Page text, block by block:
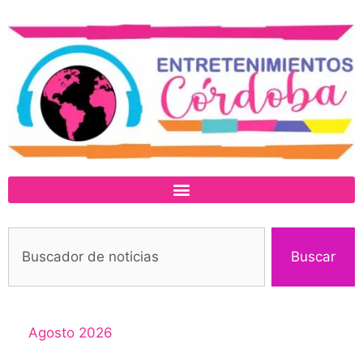
Buscar
Agosto 2026